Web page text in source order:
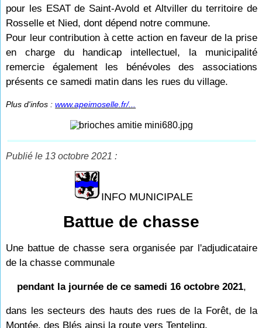
pour les ESAT de Saint-Avold et Altviller du territoire de
Rosselle et Nied, dont dépend notre commune.
Pour leur contribution à cette action en faveur de la prise
en charge du handicap intellectuel, la municipalité
remercie également les bénévoles des associations
présents ce samedi matin dans les rues du village.
Plus d'infos :www.apeimoselle.fr/...
Publié le 13 octobre 2021 :
INFO MUNICIPALE
Battue de chasse
Une battue de chasse sera organisée par l'adjudicataire
de la chasse communale
pendant la journée de ce samedi 16 octobre 2021,
dans les secteurs des hauts des rues de la Forêt, de la
Montée, des Blés ainsi la route vers Tenteling.